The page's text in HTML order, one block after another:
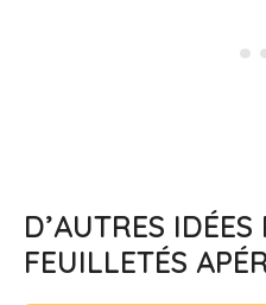
D’AUTRES
FEUILLETÉS